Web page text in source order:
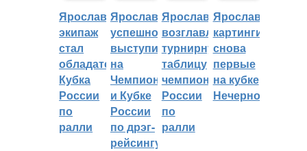
Ярославский
экипаж
стал
обладателем
Кубка
России
по
ралли
Ярославцы
успешно
выступили
на
Чемпионате
и Кубке
России
по дрэг-
рейсингу
Ярославцы
возглавляют
турнирную
таблицу
чемпионата
России
по
ралли
Ярославские
картингисты
снова
первые
на кубке
Нечерноземья